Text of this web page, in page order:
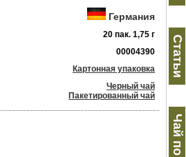
Германия
20 пак. 1,75 г
00004390
Картонная упаковка
Черный чай
Пакетированный чай
Статьи